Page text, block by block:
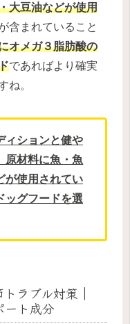
大豆油などが使用
含まれていること
オメガ３脂肪酸の
であればより確実
ね。
ィションと健や
原材料に魚・魚
が使用されてい
ッグフードを選
ラブル対策｜
ート成分